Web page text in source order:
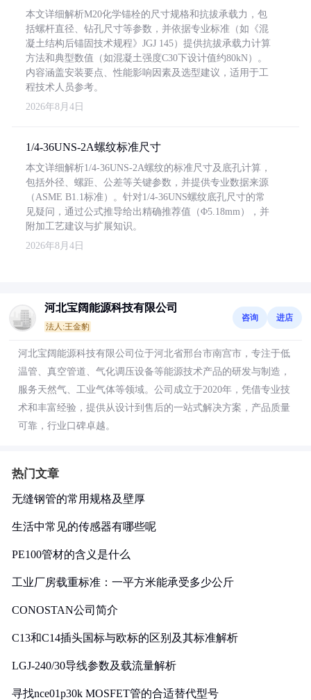
本文详细解析M20化学锚栓的尺寸规格和抗拔承载力，包
括螺杆直径、钻孔尺寸等参数，并依据专业标准（如《混
凝土结构后锚固技术规程》JGJ 145）提供抗拔承载力计算
方法和典型数值（如混凝土强度C30下设计值约80kN）。
内容涵盖安装要点、性能影响因素及选型建议，适用于工
程技术人员参考。
2026年8月4日
1/4-36UNS-2A螺纹标准尺寸
本文详细解析1/4-36UNS-2A螺纹的标准尺寸及底孔计算，
包括外径、螺距、公差等关键参数，并提供专业数据来源
（ASME B1.1标准）。针对1/4-36UNS螺纹底孔尺寸的常
见疑问，通过公式推导给出精确推荐值（Φ5.18mm），并
附加工艺建议与扩展知识。
2026年8月4日
河北宝阔能源科技有限公司
法人:王金豹
咨询 进店
河北宝阔能源科技有限公司位于河北省邢台市南宫市，专注于低
温管、真空管道、气化调压设备等能源技术产品的研发与制造，
服务天然气、工业气体等领域。公司成立于2020年，凭借专业技
术和丰富经验，提供从设计到售后的一站式解决方案，产品质量
可靠，行业口碑卓越。
热门文章
无缝钢管的常用规格及壁厚
生活中常见的传感器有哪些呢
PE100管材的含义是什么
工业厂房载重标准：一平方米能承受多少公斤
CONOSTAN公司简介
C13和C14插头国标与欧标的区别及其标准解析
LGJ-240/30导线参数及载流量解析
寻找nce01p30k MOSFET管的合适替代型号